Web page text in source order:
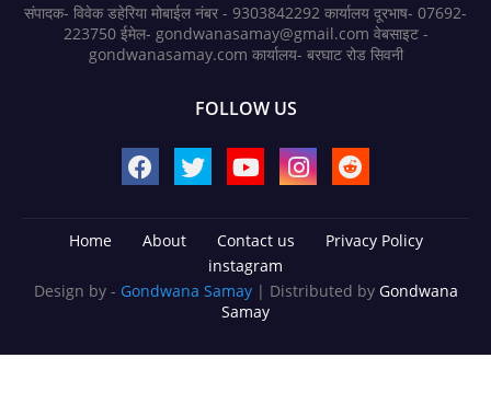
संपादक- विवेक डहेरिया मोबाईल नंबर - 9303842292 कार्यालय दूरभाष- 07692-
223750 ईमेल- gondwanasamay@gmail.com वेबसाइट -
gondwanasamay.com कार्यालय- बरघाट रोड सिवनी
FOLLOW US
Home About Contact us
Privacy Policy
instagram
Design by - Gondwana Samay | Distributed by Gondwana
Samay